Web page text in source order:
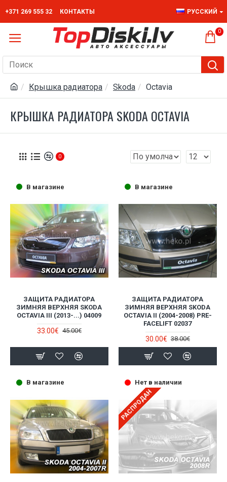
+371 269 555 32 КОНТАКТЫ РУССКИЙ
0
Крышка радиатора Skoda Octavia
КРЫШКА РАДИАТОРА SKODA OCTAVIA
0
В магазине
ЗАЩИТА РАДИАТОРА
ЗИМНЯЯ ВЕРХНЯЯ SKODA
OCTAVIA III (2013-...) 04009
33.00€ 45.00€
В магазине
ЗАЩИТА РАДИАТОРА
ЗИМНЯЯ ВЕРХНЯЯ SKODA
OCTAVIA II (2004-2008) PRE-
FACELIFT 02037
30.00€ 38.00€
В магазине Нет в наличии
РАСПРОДАН